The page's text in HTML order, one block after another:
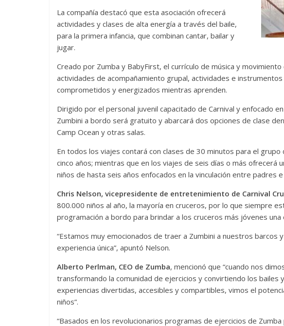
La compañía destacó que esta asociación ofrecerá
actividades y clases de alta energía a través del baile,
para la primera infancia, que combinan cantar, bailar y
jugar.
Creado por Zumba y BabyFirst, el currículo de música y
actividades de acompañamiento grupal, actividades e
comprometidos y energizados mientras aprenden.
Dirigido por el personal juvenil capacitado de Carnival y enfocado
Zumbini a bordo será gratuito y abarcará dos opciones de clase
Camp Ocean y otras salas.
En todos los viajes contará con clases de 30 minutos para el grupo
cinco años; mientras que en los viajes de seis días o más ofrecerá
niños de hasta seis años enfocados en la vinculación entre padres
Chris Nelson, vicepresidente de entretenimiento de Carnival
800.000 niños al año, la mayoría en cruceros, por lo que siempre
programación a bordo para brindar a los cruceros más jóvenes una
“Estamos muy emocionados de traer a Zumbini a nuestros barcos
experiencia única”, apuntó Nelson.
Alberto Perlman, CEO de Zumba, mencionó que “cuando nos
transformando la comunidad de ejercicios y convirtiendo los
experiencias divertidas, accesibles y compartibles, vimos el
niños”.
“Basados ​​en los revolucionarios programas de ejercicios de